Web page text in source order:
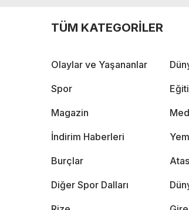
TÜM KATEGORİLER
Olaylar ve Yaşananlar
Spor
Magazin
İndirim Haberleri
Burçlar
Diğer Spor Dalları